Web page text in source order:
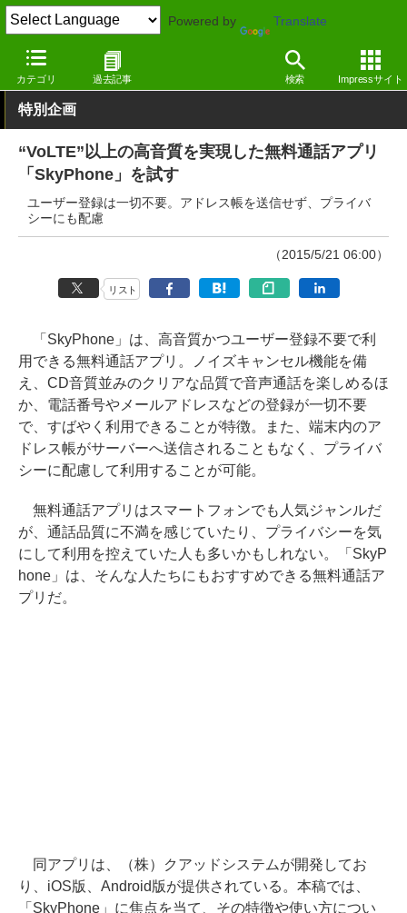
Powered by Translate
カテゴリ 過去記事 検索 Impressサイト
窓の杜 インターネット Android
特別企画
“VoLTE”以上の高音質を実現した無料通話アプリ
「SkyPhone」を試す
ユーザー登録は一切不要。アドレス帳を送信せず、プライバ
シーにも配慮
（2015/5/21 06:00）
リスト
「SkyPhone」は、高音質かつユーザー登録不要で利
用できる無料通話アプリ。ノイズキャンセル機能を備
え、CD音質並みのクリアな品質で音声通話を楽しめるほ
か、電話番号やメールアドレスなどの登録が一切不要
で、すばやく利用できることが特徴。また、端末内のア
ドレス帳がサーバーへ送信されることもなく、プライバ
シーに配慮して利用することが可能。
無料通話アプリはスマートフォンでも人気ジャンルだ
が、通話品質に不満を感じていたり、プライバシーを気
にして利用を控えていた人も多いかもしれない。「SkyP
hone」は、そんな人たちにもおすすめできる無料通話ア
プリだ。
同アプリは、（株）クアッドシステムが開発してお
り、iOS版、Android版が提供されている。本稿では、
「SkyPhone」に焦点を当て、その特徴や使い方につい